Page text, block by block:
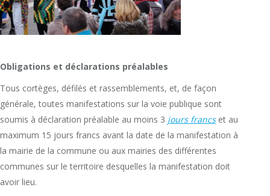
Obligations et déclarations préalables
Tous cortèges, défilés et rassemblements, et, de façon
générale, toutes manifestations sur la voie publique sont
soumis à déclaration préalable au moins 3 jours francset au
maximum 15 jours francs avant la date de la manifestation à
la mairie de la commune ou aux mairies des différentes
communes sur le territoire desquelles la manifestation doit
avoir lieu.